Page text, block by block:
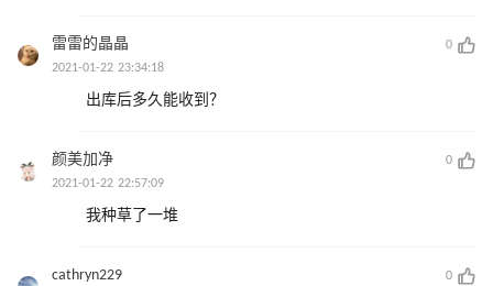
雷雷的晶晶
0
2021-01-22 23:34:18
出库后多久能收到？
颜美加净
0
2021-01-22 22:57:09
我种草了一堆
cathryn229
0